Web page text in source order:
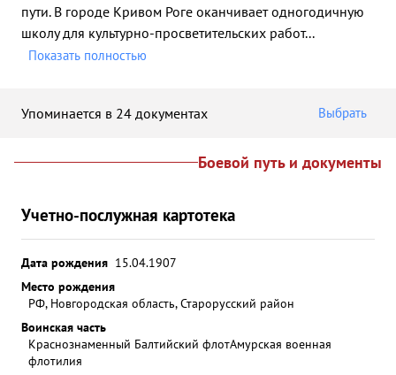
пути. В городе Кривом Роге оканчивает одногодичную
школу для культурно-просветительских работ...
Показать полностью
Упоминается в 24 документах Выбрать
Боевой путь и документы
Учетно-послужная картотека
Дата рождения 15.04.1907
Место рождения
РФ, Новгородская область, Старорусский район
Воинская часть
Краснознаменный Балтийский флотАмурская военная
флотилия